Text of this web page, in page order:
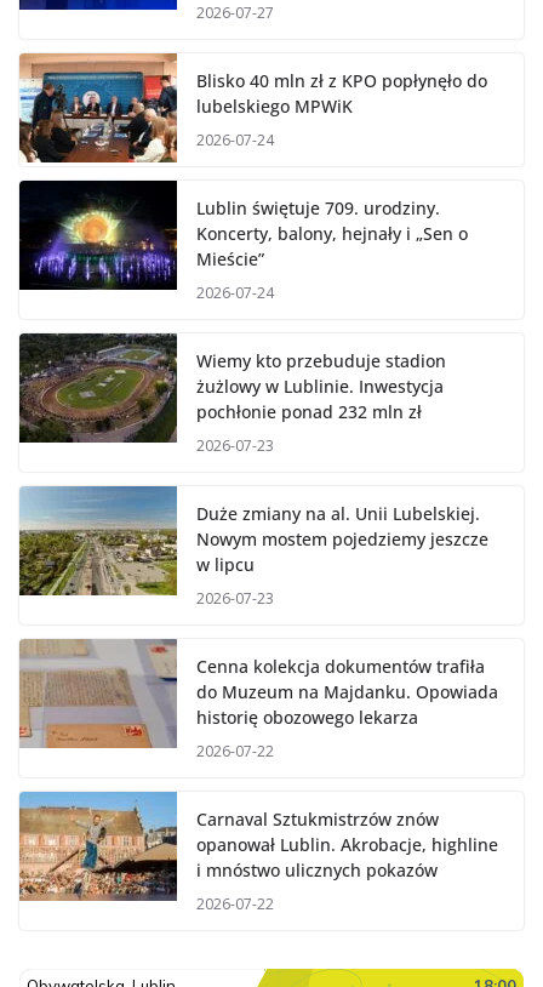
2026-07-27
Blisko 40 mln zł z KPO popłynęło do
lubelskiego MPWiK
2026-07-24
Lublin świętuje 709. urodziny.
Koncerty, balony, hejnały i „Sen o
Mieście”
2026-07-24
Wiemy kto przebuduje stadion
żużlowy w Lublinie. Inwestycja
pochłonie ponad 232 mln zł
2026-07-23
Duże zmiany na al. Unii Lubelskiej.
Nowym mostem pojedziemy jeszcze
w lipcu
2026-07-23
Cenna kolekcja dokumentów trafiła
do Muzeum na Majdanku. Opowiada
historię obozowego lekarza
2026-07-22
Carnaval Sztukmistrzów znów
opanował Lublin. Akrobacje, highline
i mnóstwo ulicznych pokazów
2026-07-22